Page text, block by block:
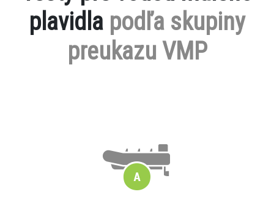
plavidla podľa skupiny
preukazu VMP